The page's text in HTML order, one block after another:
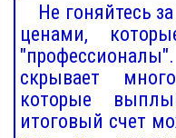
Не гоняйтесь
ценами,
скрывает
которые
итоговый счет